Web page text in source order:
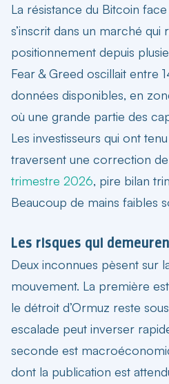
La résistance du Bitcoin
s’inscrit dans un marché qui
positionnement depuis
Fear & Greed oscillait entre
données disponibles, en
où une grande partie des
Les investisseurs qui ont
traversent une correction de
trimestre 2026, pire bilan
Beaucoup de mains faibles
Les risques qui
Deux inconnues pèsent sur
mouvement. La première
le détroit d’Ormuz reste
escalade peut inverser
seconde est
dont la publication est